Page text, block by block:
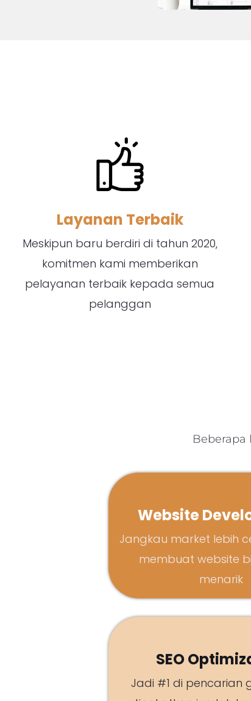
Layanan Terbaik
Meskipun baru berdiri di tahun 2020,
komitmen kami memberikan
pelayanan terbaik kepada semua
pelanggan
Beberapa
Website
Jangkau market lebih
membuat website
menarik
SEO
Jadi #1 di pencarian